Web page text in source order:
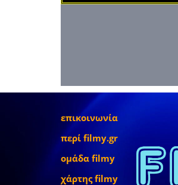
επικοινωνία
περί filmy.gr
ομάδα filmy
χάρτης filmy